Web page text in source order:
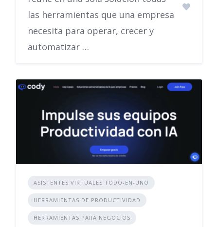
las herramientas que una empresa
necesita para operar, crecer y
automatizar …
ASISTENTES VIRTUALES TODO-EN-UNO
HERRAMIENTAS DE PRODUCTIVIDAD
HERRAMIENTAS PARA NEGOCIOS